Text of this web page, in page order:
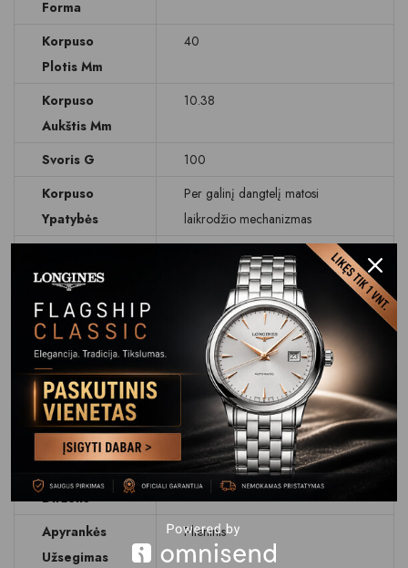
Forma
Korpuso
Plotis Mm
40
Korpuso
Aukštis Mm
10.38
Svoris G
100
Korpuso
Ypatybės
Per galinį dangtelį matosi
laikrodžio mechanizmas
Ciferblato
Spalva
Data
Dienos rodymas
Stikliukas
Safyrinis/antirefleksinis
Atsparumas
Vandeniui
WR 50 M (5 BAR)
Dirželis
Odinis dirželis
Apyrankės
Užsegimas
Plieninis